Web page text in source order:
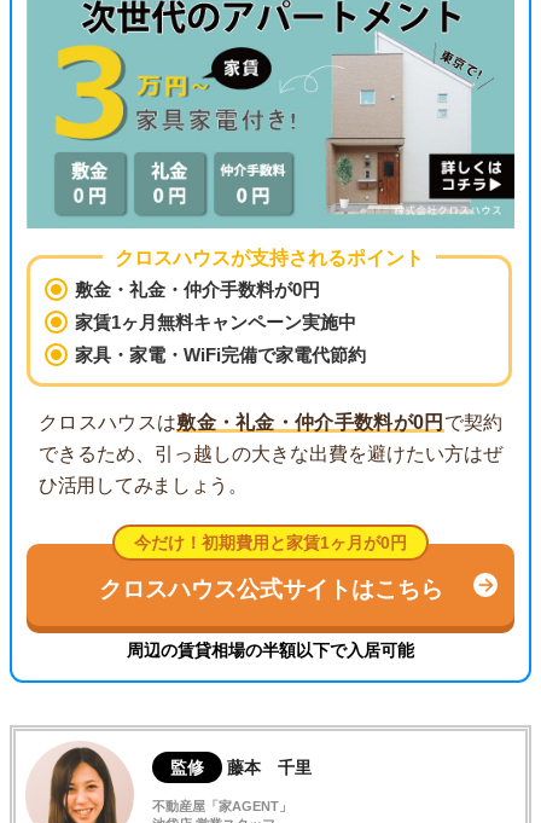
クロスハウスが支持されるポイント
敷金・礼金・仲介手数料が0円
家賃1ヶ月無料キャンペーン実施中
家具・家電・WiFi完備で家電代節約
クロスハウスは敷金・礼金・仲介手数料が0円 で契約
できるため、引っ越しの大きな出費を避けたい方はぜ
ひ活用してみましょう。
今だけ！初期費用と家賃1ヶ月が0円
クロスハウス公式サイトはこちら
周辺の賃貸相場の半額以下で入居可能
監修 藤本 千里
不動産屋「家AGENT」